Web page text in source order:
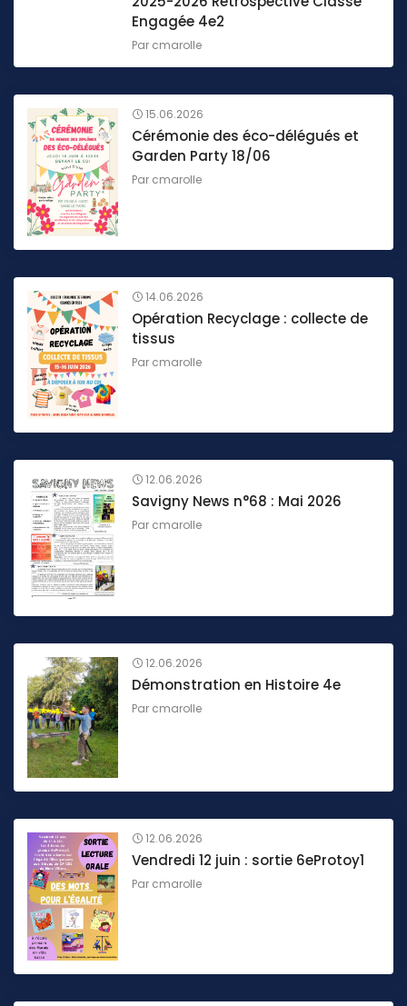
Engagée 4e2
Par cmarolle
15.06.2026
Cérémonie des éco-délégués et
Garden Party 18/06
Par cmarolle
14.06.2026
Opération Recyclage : collecte de
tissus
Par cmarolle
12.06.2026
Savigny News n°68 : Mai 2026
Par cmarolle
12.06.2026
Démonstration en Histoire 4e
Par cmarolle
12.06.2026
Vendredi 12 juin : sortie 6eProtoy1
Par cmarolle